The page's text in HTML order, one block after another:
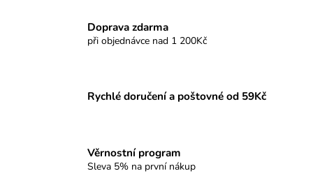
Doprava zdarma
při objednávce nad 1 200Kč
Rychlé doručení a poštovné od 59Kč
Věrnostní program
Sleva 5% na první nákup